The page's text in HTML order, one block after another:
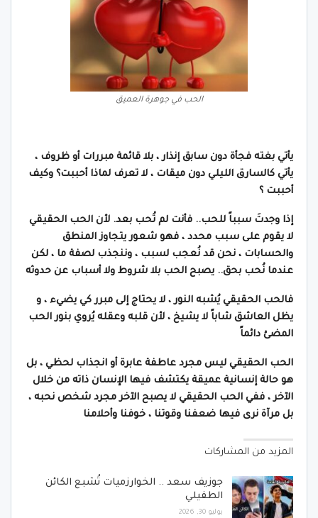
الحب في جوهرة العميق
يأتي بغته فجأة دون سابق إنذار ، بلا قائمة مبررات أو ظروف ،
يأتي كالسارق الليلي دون ميقات ، لا تعرف لماذا أحببت؟ وكيف
أحببت ؟
إذا وجدتَ سبباً للحب.. فأنت لم تُحب بعد. لأن الحب الحقيقي
لا يقوم على سبب محدد ، فهو شعور يتجاوز المنطق
والحسابات ، نحن قد نُعجب لسبب ، وننجذب لصفة ما ، لكن
عندما نُحب بحق.. يصبح الحب بلا شروط ولا أسباب عن حدوثه
فالحب الحقيقي يُشبه النور ، لا يحتاج إلى مبرر كي يضيء ، و
يظل العاشق شاباً لا يشيخ ، لأن قلبه وعقله يُروي بنور الحب
المضئ دائماً
الحب الحقيقي ليس مجرد عاطفة عابرة أو انجذاب لحظي ، بل
هو حالة إنسانية عميقة يكتشف فيها الإنسان ذاته من خلال
الآخر ، ففي الحب الحقيقي لا يصبح الآخر مجرد شخص نحبه ،
بل مرآة نرى فيها ضعفنا وقوتنا ، خوفنا وأحلامنا
المزيد من المشاركات
جوزيف سعد .. الخوارزميات تُشبع الكائن
الطفيلي
يوليو 30, 2026